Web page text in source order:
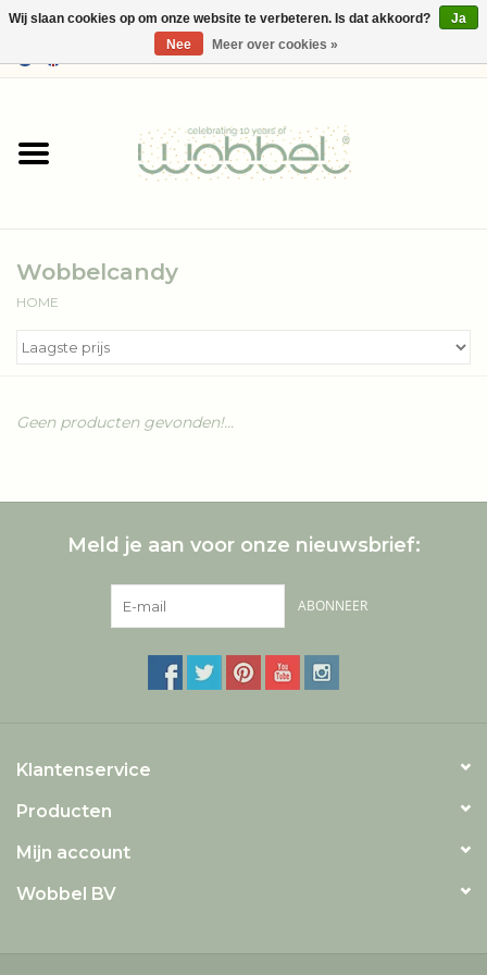
Shop
Wobbelcandy
HOME
Geen producten gevonden!...
Meld je aan voor onze nieuwsbrief:
ABONNEER
Klantenservice
Producten
Mijn account
Wobbel BV
Wij slaan cookies op om onze website te verbeteren. Is dat akkoord?
Ja
Nee
Meer over cookies »